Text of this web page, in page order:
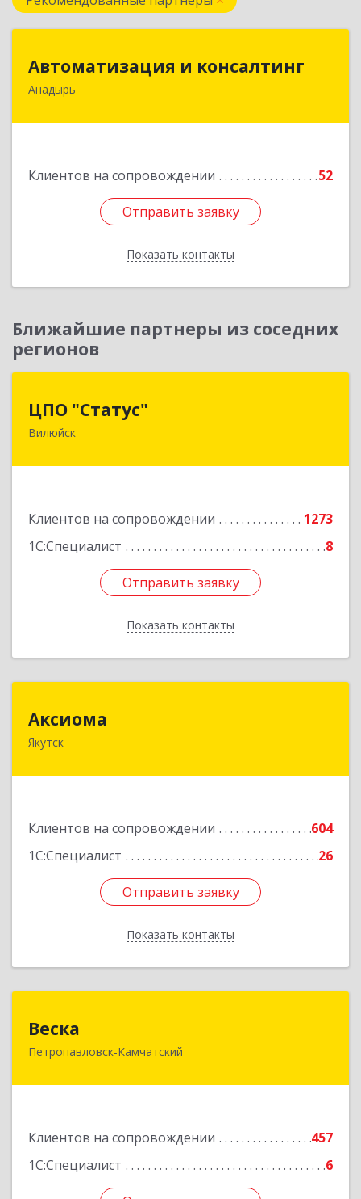
Автоматизация и консалтинг
Анадырь
Клиентов на сопровождении 52
Отправить заявку
Показать контакты
689000, Чукотский АО, Анадырь г, Мира ул, дом
Отправить заявку
Назад
Ближайшие партнеры из соседних
регионов
ЦПО "Статус"
Вилюйск
Клиентов на сопровождении
1273
1С:Специалист
8
Отправить заявку
Показать контакты
677000, Саха /Якутия/ Респ, Якутск г, Ленина пр-
Отправить заявку
Назад
Аксиома
Якутск
Клиентов на сопровождении
604
1С:Специалист
26
Отправить заявку
Показать контакты
677000, Саха /Якутия/ Респ, Якутск г, Чиряева
Отправить заявку
Назад
Веска
Петропавловск-Камчатский
Клиентов на сопровождении
457
1С:Специалист
6
683031, Камчатский край, Петропавловск-
Подробнее